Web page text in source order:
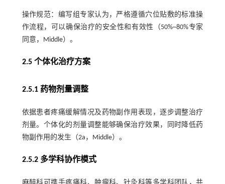
操作规范：编写组专家认为，严格遵循穴位贴敷的标准操
作流程，可以确保治疗的安全性和有效性（50%~80%专家
同意，Middle）。
2.5 个体化治疗方案
2.5.1 药物剂量调整
依据患者疼痛缓解情况及药物副作用表现，逐步调整治疗
剂量。个体化的剂量调整能够确保治疗效果，同时降低药
物副作用的发生（2a，Middle）。
2.5.2 多学科协作模式